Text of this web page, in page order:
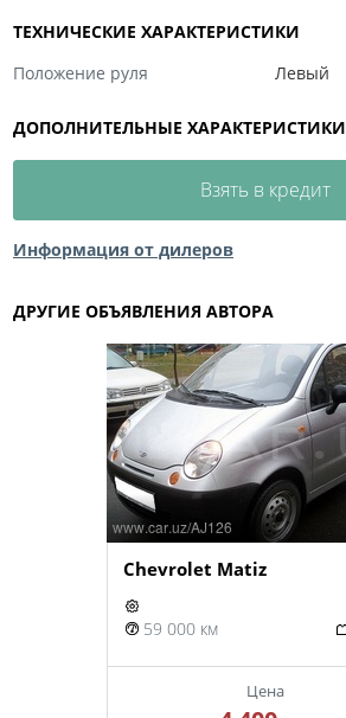
ТЕХНИЧЕСКИЕ ХАРАКТЕРИСТИКИ
Положение руля
Левый
ДОПОЛНИТЕЛЬНЫЕ ХАРАКТЕРИСТИКИ
Взять в кредит
Информация от дилеров
ДРУГИЕ ОБЪЯВЛЕНИЯ АВТОРА
Chevrolet Matiz
59 000 км
Цена